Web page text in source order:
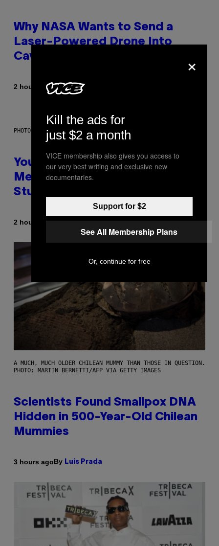
Why NASA Wants to Send a
Laser-Powered Drone Into
Caves Beneath the Moon
2 hours agoByLuis Prada
PHOTO: BATUHAN TOKER / GETTY IMAGES
Your Desk Height Could Be
Messing With Your Brain, New
Study Finds
2 hours agoByLuis Prada
A MUCH, MUCH OLDER CHILEAN MUMMY THAN THOSE IN QUESTION.
PHOTO: MARTIN BERNETTI/AFP VIA GETTY IMAGES
Scientists Found Smallpox DNA
Hidden in 500-Year-Old Chilean
Mummies
3 hours agoBy Luis Prada
×
Kill the ads for
just $2 a month
VICE membership also gives you access to
our very best writing and exclusive new
documentaries.
Support for $2
See All Membership Plans
Or, continue for free